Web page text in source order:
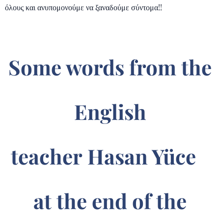
όλους και ανυπομονούμε να ξαναδούμε σύντομα!!
Some words from the
English
teacherHasan Yüce
at the end of the